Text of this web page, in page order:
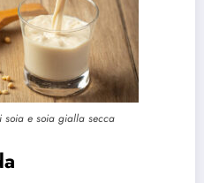
soia e soia gialla secca